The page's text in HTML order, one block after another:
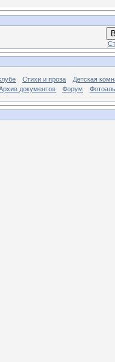
Стихи и проза
Детская
документов Форум